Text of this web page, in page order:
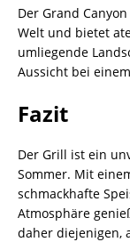
Der Grand
Welt und bietet
umliegende
Aussicht bei
Fazit
Der Grill ist ein
Sommer. Mit
schmackhafte
Atmosphäre
daher diejenigen,